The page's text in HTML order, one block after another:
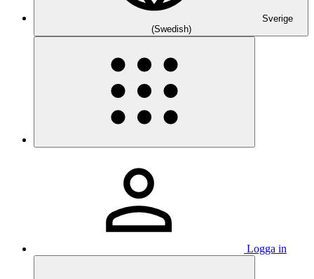
Sverige
(Swedish)
Logga in